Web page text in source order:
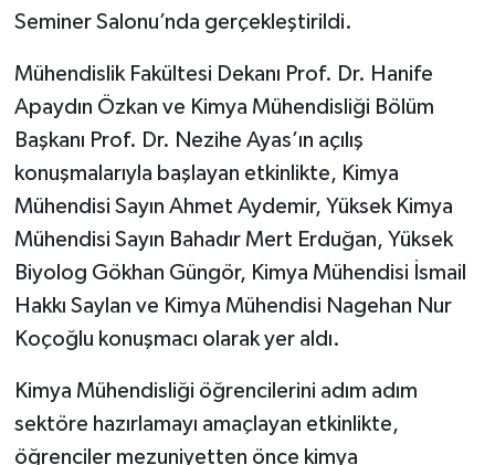
Seminer Salonu’nda gerçekleştirildi.
Mühendislik Fakültesi Dekanı Prof. Dr. Hanife
Apaydın Özkan ve Kimya Mühendisliği Bölüm
Başkanı Prof. Dr. Nezihe Ayas’ın açılış
konuşmalarıyla başlayan etkinlikte, Kimya
Mühendisi Sayın Ahmet Aydemir, Yüksek Kimya
Mühendisi Sayın Bahadır Mert Erduğan, Yüksek
Biyolog Gökhan Güngör, Kimya Mühendisi İsmail
Hakkı Saylan ve Kimya Mühendisi Nagehan Nur
Koçoğlu konuşmacı olarak yer aldı.
Kimya Mühendisliği öğrencilerini adım adım
sektöre hazırlamayı amaçlayan etkinlikte,
öğrenciler mezuniyetten önce kimya